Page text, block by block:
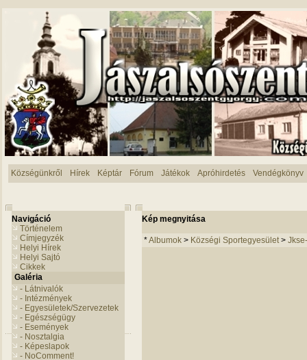
Községünkről Hírek Képtár Fórum Játékok Apróhirdetés Vendégkönyv
Navigáció
Történelem
Címjegyzék
Helyi Hírek
Helyi Sajtó
Cikkek
Galéria
- Látnivalók
- Intézmények
- Egyesületek/Szervezetek
- Egészségügy
- Események
- Nosztalgia
- Képeslapok
- NoComment!
Kép megnyitása
*Albumok > Községi Sportegyesület>